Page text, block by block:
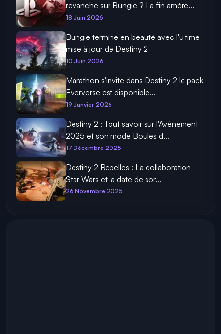
revanche sur Bungie ? La fin amère...
18 Juin 2026
Bungie termine en beauté avec l'ultime
mise à jour de Destiny 2
10 Juin 2026
Marathon s'invite dans Destiny 2 le pack
Eververse est disponible...
19 Janvier 2026
Destiny 2 : Tout savoir sur l'Avènement
2025 et son mode Boules d...
17 Décembre 2025
Destiny 2 Rebelles : La collaboration
Star Wars et la date de sor...
26 Novembre 2025